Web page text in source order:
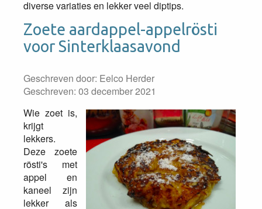
diverse variaties en lekker veel diptips.
Zoete aardappel-appelrösti
voor Sinterklaasavond
Geschreven door: Eelco Herder
Geschreven: 03 december 2021
Wie zoet is,
krijgt
lekkers.
Deze zoete
rösti's met
appel en
kaneel zijn
lekker als